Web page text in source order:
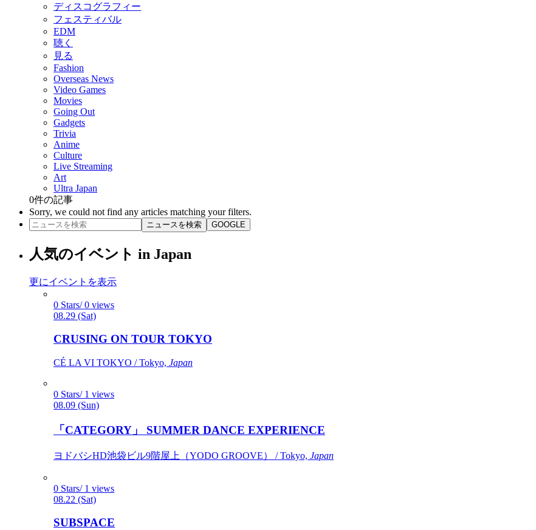
ディスコグラフィー
フェスティバル
EDM
聴く
見る
Fashion
Overseas News
Video Games
Movies
Going Out
Gadgets
Trivia
Anime
Culture
Live Streaming
Art
Ultra Japan
0件の記事
Sorry, we could not find any articles matching your filters.
ニュースを検索 GOOGLE
人気のイベント in Japan
更にイベントを表示
0 Stars/ 0 views
08.29 (Sat)
CRUSING ON TOUR TOKYO
CÉ LA VI TOKYO / Tokyo, Japan
0 Stars/ 1 views
08.09 (Sun)
「CATEGORY」 SUMMER DANCE EXPERIENCE
ヨドバシHD池袋ビル9階屋上（YODO GROOVE） / Tokyo, Japan
0 Stars/ 1 views
08.22 (Sat)
SUBSPACE